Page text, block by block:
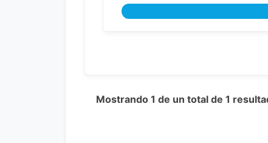
Mostrando 1 de un total de 1